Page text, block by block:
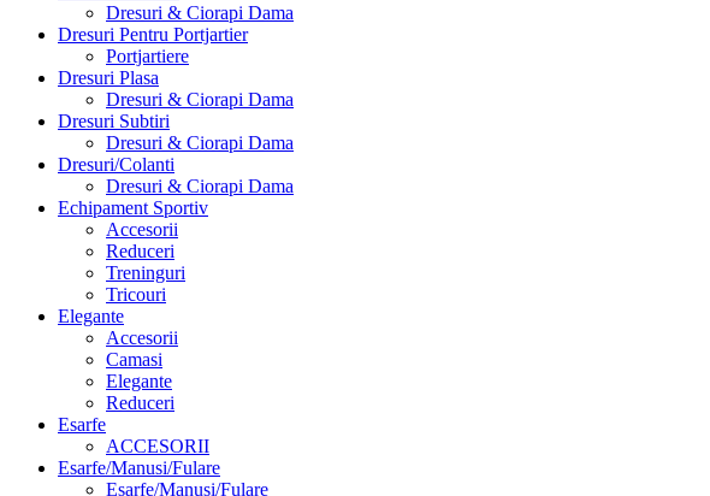
Dresuri & Ciorapi Dama
Dresuri Pentru Portjartier
Portjartiere
Dresuri Plasa
Dresuri & Ciorapi Dama
Dresuri Subtiri
Dresuri & Ciorapi Dama
Dresuri/Colanti
Dresuri & Ciorapi Dama
Echipament Sportiv
Accesorii
Reduceri
Treninguri
Tricouri
Elegante
Accesorii
Camasi
Elegante
Reduceri
Esarfe
ACCESORII
Esarfe/Manusi/Fulare
Esarfe/Manusi/Fulare